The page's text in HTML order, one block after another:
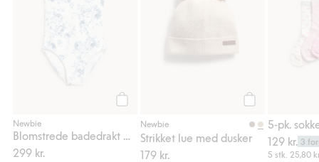
Newbie
299 kr.
Newbie
Strikket lue med dusker
179 kr.
5-pk.
129 kr. 3
5 stk.25,80